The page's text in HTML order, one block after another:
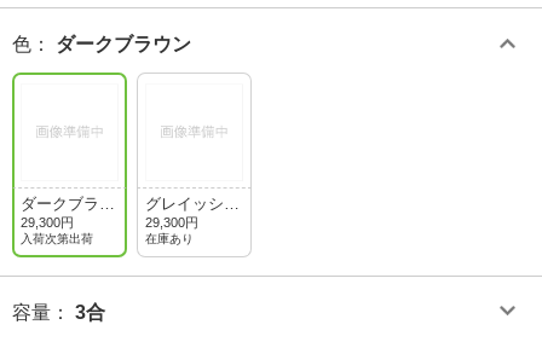
色 ： ダークブラウン
ダークブラウ
ン
29,300円
入荷次第出荷
グレイッシュ
ホワイト
29,300円
在庫あり
容量 ： 3合